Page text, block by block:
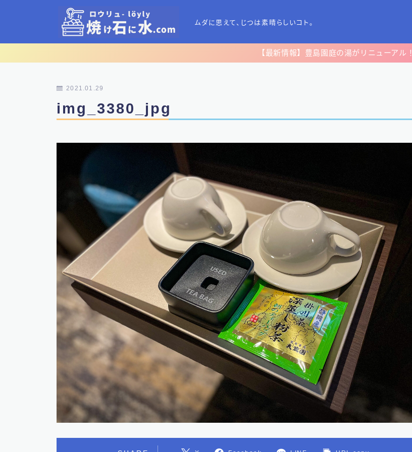
ムダに思えて、じつは素晴らしいコト。
お問い合わせ
【最新情報】豊島園庭の湯がリニューアル！
2021.01.29
img_3380_jpg